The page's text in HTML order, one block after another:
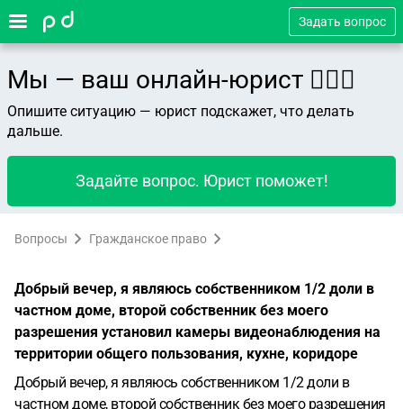
Задать вопрос
Мы — ваш онлайн-юрист 👨🏻‍⚖️
Опишите ситуацию — юрист подскажет, что делать
дальше.
Задайте вопрос. Юрист поможет!
Вопросы Гражданское право
Добрый вечер, я являюсь собственником 1/2 доли в
частном доме, второй собственник без моего
разрешения установил камеры видеонаблюдения на
территории общего пользования, кухне, коридоре
Добрый вечер, я являюсь собственником 1/2 доли в
частном доме, второй собственник без моего разрешения